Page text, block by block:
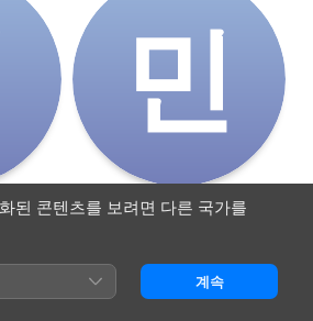
민
민혜연
진행
된 콘텐츠를 보려면 다른 국가를
계속